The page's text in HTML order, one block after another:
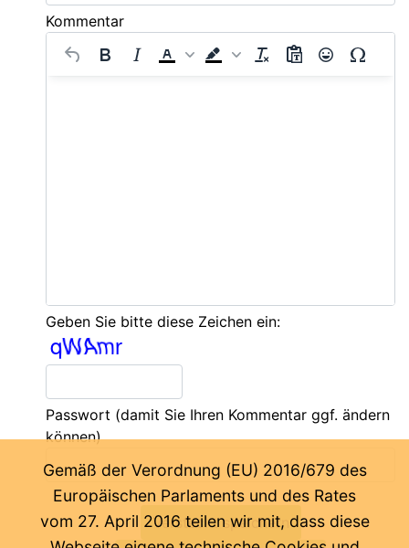
Kommentar
Geben Sie bitte diese Zeichen ein:
Passwort (damit Sie Ihren Kommentar ggf. ändern
können)
Gemäß der Verordnung (EU) 2016/679 des
Europäischen Parlaments und des Rates
vom 27. April 2016 teilen wir mit, dass diese